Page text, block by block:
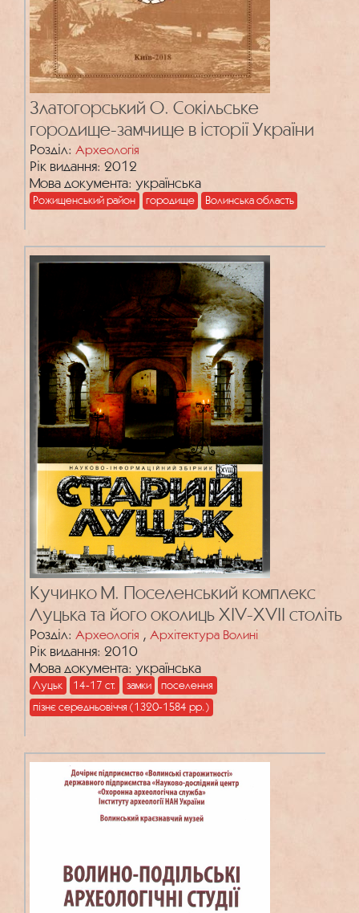
Златогорський О. Сокільське
городище-замчище в історії України
Розділ: Археологія
Рік видання: 2012
Мова документа: українська
Рожищенський район городище Волинська область
Кучинко М. Поселенський комплекс
Луцька та його околиць XIV-XVII століть
Розділ: Археологія , Архітектура Волині
Рік видання: 2010
Мова документа: українська
Луцьк 14-17 ст. замки
поселення
пізнє середньовіччя (1320-1584 рр.)